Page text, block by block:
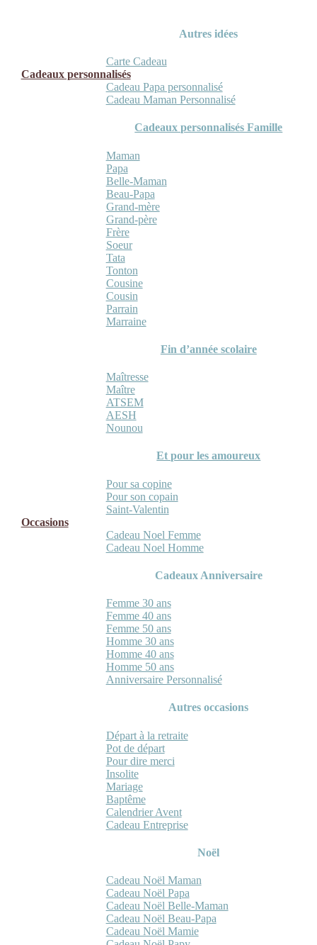
Autres idées
Carte Cadeau
Cadeaux personnalisés
Cadeau Papa personnalisé
Cadeau Maman Personnalisé
Cadeaux personnalisés Famille
Maman
Papa
Belle-Maman
Beau-Papa
Grand-mère
Grand-père
Frère
Soeur
Tata
Tonton
Cousine
Cousin
Parrain
Marraine
Fin d’année scolaire
Maîtresse
Maître
ATSEM
AESH
Nounou
Et pour les amoureux
Pour sa copine
Pour son copain
Saint-Valentin
Occasions
Cadeau Noel Femme
Cadeau Noel Homme
Cadeaux Anniversaire
Femme 30 ans
Femme 40 ans
Femme 50 ans
Homme 30 ans
Homme 40 ans
Homme 50 ans
Anniversaire Personnalisé
Autres occasions
Départ à la retraite
Pot de départ
Pour dire merci
Insolite
Mariage
Baptême
Calendrier Avent
Cadeau Entreprise
Noël
Cadeau Noël Maman
Cadeau Noël Papa
Cadeau Noël Belle-Maman
Cadeau Noël Beau-Papa
Cadeau Noël Mamie